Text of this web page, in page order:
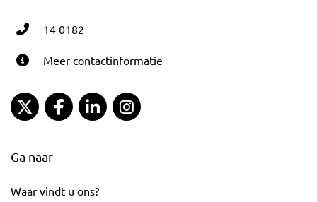
14 0182
Meer contactinformatie
Gemeente Gouda Twitter
Gemeente Gouda Facebook
Gemeente Gouda LinkedIn
Ga naar
Waar vindt u ons?